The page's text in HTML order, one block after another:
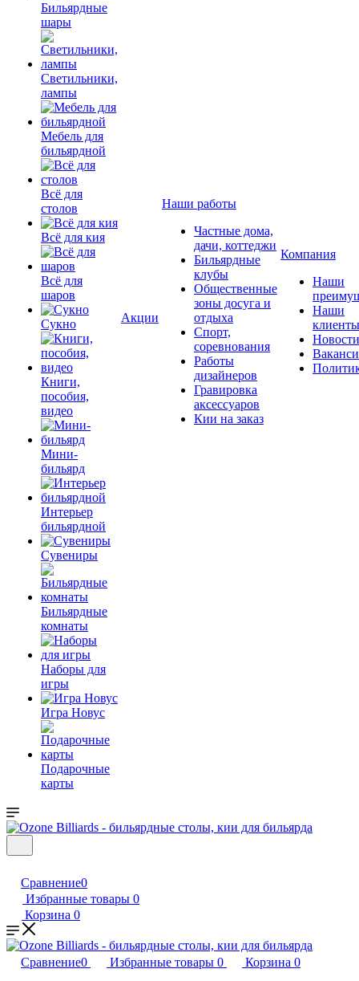
Бильярдные
шары
Светильники,
лампы
Мебель для
бильярдной
Всё для
столов
Всё для кия
Всё для
шаров
Сукно
Книги,
пособия,
видео
Мини-
бильярд
Интерьер
бильярдной
Сувениры
Бильярдные
комнаты
Наборы для
игры
Игра Новус
Подарочные
карты
Акции
Наши работы
Частные дома,
дачи, коттеджи
Бильярдные
клубы
Общественные
зоны досуга и
отдыха
Спорт,
соревнования
Работы
дизайнеров
Гравировка
аксессуаров
Кии на заказ
Компания
Наши
Наши
клиенты
Новости
Сравнение0
Избранные товары 0
Корзина 0
Сравнение0 Избранные товары 0 Корзина 0